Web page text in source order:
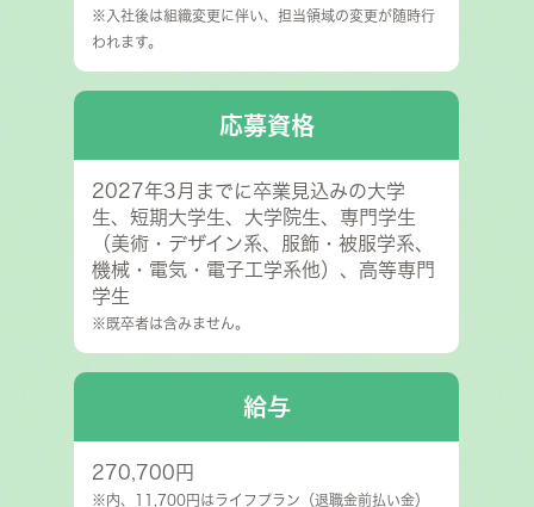
※入社後は組織変更に伴い、担当領域の変更が随時行
われます。
応募資格
2027年3月までに卒業見込みの大学
生、短期大学生、大学院生、専門学生
（美術・デザイン系、服飾・被服学系、
機械・電気・電子工学系他）、​高等専門
学生
※既卒者は含みません。
給与
270,700円
※内、11,700円はライフプラン（退職金前払い金）